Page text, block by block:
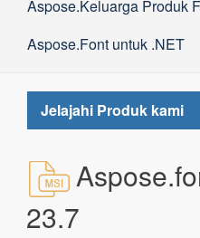
Aspose.Keluarga Produk
Aspose.Font untuk .NET
Jelajahi Produk kami
23.7